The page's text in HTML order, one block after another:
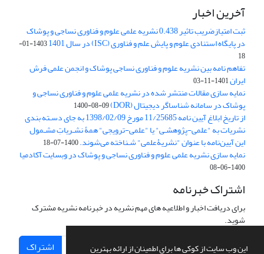
این وب سایت از کوکی ها برای اطمینان از ارائه بهترین
آخرین اخبار
ثبت امتیازضریب تاثیر 0.438 نشریه علمی علوم و فناوری نساجی و پوشاک
در پایگاه استنادی علوم و پایش علم و فناوری (ISC) در سال 1401
1403-01-
18
تفاهم نامه بین نشریه علوم و فناوری نساجی پوشاک و انجمن علمی فرش
ایران1401-11-03
نمایه سازی مقالات منتشر شده در نشریه علمی علوم و فناوری نساجی و
پوشاک در سامانه شناساگر دیجیتال (DOR) 1400-08-09
از تاریخ ابلاغ آیین نامه 11/25685 مورخ 1398/02/09 به جای دسـته بندی
نشریات به "علمی-پژوهشـی" یا "علمی-ترویجی" همۀ نشـریاتِ مشـمول
این آیین‌نامه با عنوان "نشریۀعلمی" شـناخته می‌شوند.1400-07-18
نمایه سازی نشریه علمی علوم و فناوری نساجی و پوشاک در وبسایت آکادمیا
1400-06-08
اشتراک خبرنامه
برای دریافت اخبار و اطلاعیه های مهم نشریه در خبرنامه نشریه مشترک
شوید.
اشتراک